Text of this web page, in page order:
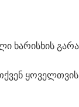
ხარისხის